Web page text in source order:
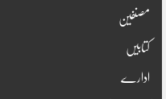
اوّل
مصنفین
کتابیں
ادارے